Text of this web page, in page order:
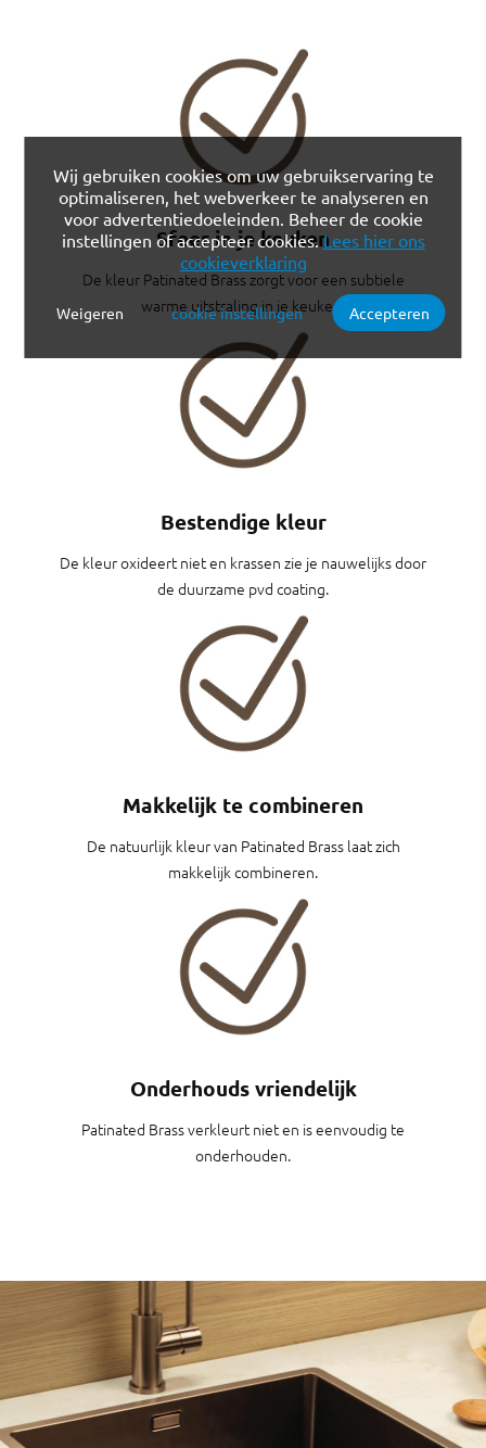
Sfeer in je keuken
De kleur Patinated Brass zorgt voor een subtiele
warme uitstraling in je keuken.
Bestendige kleur
De kleur oxideert niet en krassen zie je nauwelijks door
de duurzame pvd coating.
Makkelijk te combineren
De natuurlijk kleur van Patinated Brass laat zich
makkelijk combineren.
Onderhouds vriendelijk
Patinated Brass verkleurt niet en is eenvoudig te
onderhouden.
Wij gebruiken cookies om uw gebruikservaring te
optimaliseren, het webverkeer te analyseren en
voor advertentiedoeleinden. Beheer de cookie
instellingen of accepteer cookies.Lees hier ons
cookieverklaring
Verplichte cookies Functionele cookies
Analytische cookies Marketing cookies
Weigeren cookie instellingen Accepteren